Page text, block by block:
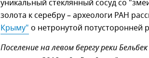
уникальный стеклянный сосуд со
золота к серебру – археологи РАН
Крыму" о нетронутой
Поселение на левом берегу реки